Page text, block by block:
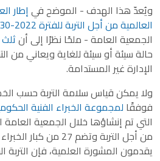
ويُعدّ هذا الهدف - الموضح فيإطار
العالمية من أجل التربة للفترة 2022-2030
الجمعية العامة - ملحًا نظرًا إلى أنثلث
حالة سيئة أو سيئة للغاية ويعاني من
الإدارة غير المستدامة.
ولا يمكن قياس سلامة التربة حسب
فوفقًا لمجموعة الخبراء الفنية
التي تم إنشاؤها خلال الجمعية العامة
من أجل التربة
وتضم 27 من كبار
يقدمون المشورة العلمية، فإن